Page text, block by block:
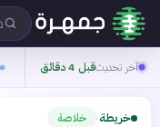
آخر تحديثقبل 4 دقائق
خريطة› خلاصة